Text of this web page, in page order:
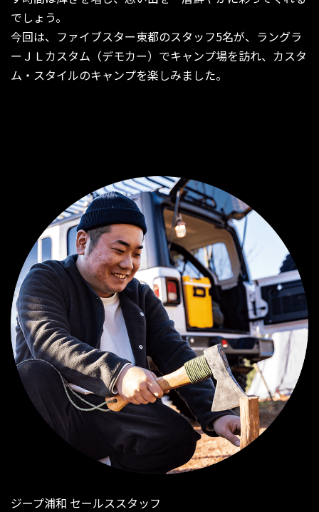
でしょう。
今回は、ファイブスター東都のスタッフ5名が、ラングラ
ーＪＬカスタム（デモカー）でキャンプ場を訪れ、カスタ
ム・スタイルのキャンプを楽しみました。
ジープ浦和 セールススタッフ